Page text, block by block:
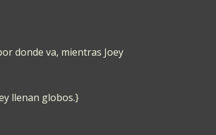
donde va, mientras Joey
llenan globos.}